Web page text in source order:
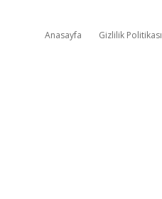
Anasayfa Gizlilik Politikası